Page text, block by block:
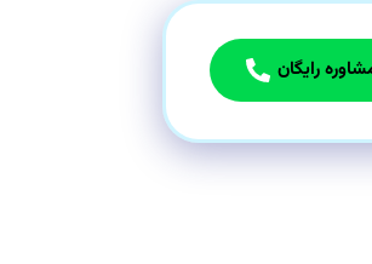
مشاوره رایگان